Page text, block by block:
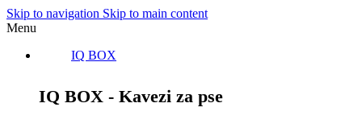
Skip to navigation Skip to main content
Menu
IQ BOX
IQ BOX - Kavezi za pse